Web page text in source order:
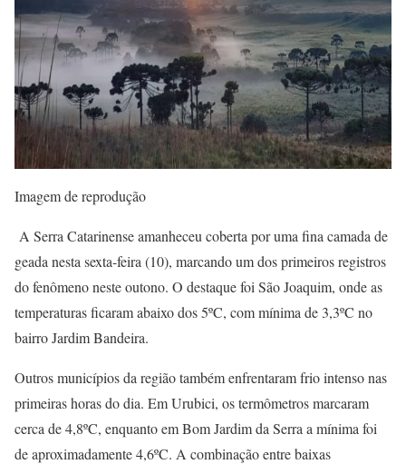
Imagem de reprodução
A Serra Catarinense amanheceu coberta por uma fina camada de
geada nesta sexta-feira (10), marcando um dos primeiros registros
do fenômeno neste outono. O destaque foi São Joaquim, onde as
temperaturas ficaram abaixo dos 5ºC, com mínima de 3,3ºC no
bairro Jardim Bandeira.
Outros municípios da região também enfrentaram frio intenso nas
primeiras horas do dia. Em Urubici, os termômetros marcaram
cerca de 4,8ºC, enquanto em Bom Jardim da Serra a mínima foi
de aproximadamente 4,6ºC. A combinação entre baixas